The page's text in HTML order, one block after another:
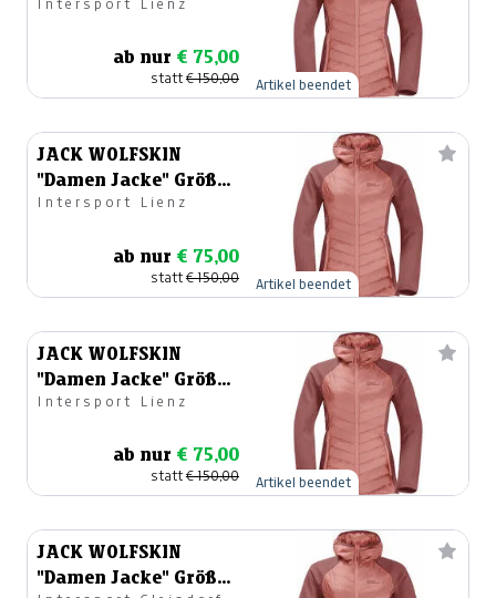
38
Intersport Lienz
ab nur € 75,00
statt€ 150,00 Artikel beendet
JACK WOLFSKIN
"Damen Jacke" Größe
40
Intersport Lienz
ab nur € 75,00
statt€ 150,00 Artikel beendet
JACK WOLFSKIN
"Damen Jacke" Größe
40
Intersport Lienz
ab nur € 75,00
statt€ 150,00 Artikel beendet
JACK WOLFSKIN
"Damen Jacke" Größe